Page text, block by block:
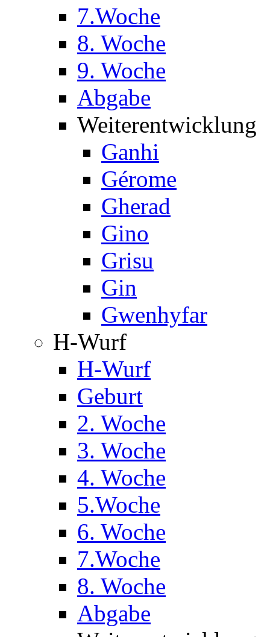
7.Woche
8. Woche
9. Woche
Abgabe
Weiterentwicklung
Ganhi
Gérome
Gherad
Gino
Grisu
Gin
Gwenhyfar
H-Wurf
H-Wurf
Geburt
2. Woche
3. Woche
4. Woche
5.Woche
6. Woche
7.Woche
8. Woche
Abgabe